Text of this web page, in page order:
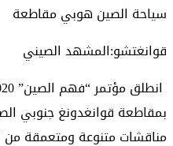
سياحة الصين هوبي مقاطعة
قوانغتشو:المشهد الصيني
بمقاطعة قوانغدونغ جنوبي
مناقشات متنوعة ومتعمقة من